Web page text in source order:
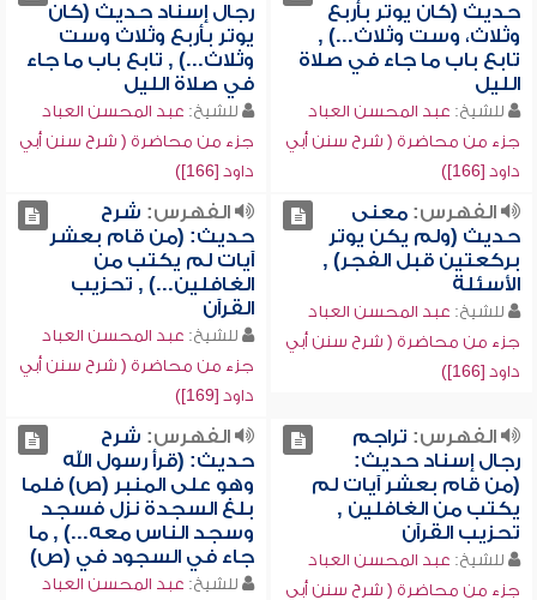
حديث (كان يوتر بأربع
وثلاث، وست وثلاث...) ,
تابع باب ما جاء في صلاة
الليل
للشيخ: عبد المحسن العباد
جزء من محاضرة ( شرح سنن أبي
داود [166])
رجال إسناد حديث (كان
يوتر بأربع وثلاث وست
وثلاث...) , تابع باب ما جاء
في صلاة الليل
للشيخ: عبد المحسن العباد
جزء من محاضرة ( شرح سنن أبي
داود [166])
الفهرس:معنى
حديث (ولم يكن يوتر
بركعتين قبل الفجر) ,
الأسئلة
للشيخ: عبد المحسن العباد
جزء من محاضرة ( شرح سنن أبي
داود [166])
الفهرس: شرح
حديث: (من قام بعشر
آيات لم يكتب من
الغافلين...) , تحزيب
القرآن
للشيخ: عبد المحسن العباد
جزء من محاضرة ( شرح سنن أبي
داود [169])
الفهرس: تراجم
رجال إسناد حديث:
(من قام بعشر آيات لم
يكتب من الغافلين ,
تحزيب القرآن
للشيخ: عبد المحسن العباد
جزء من محاضرة ( شرح سنن أبي
الفهرس: شرح
حديث: (قرأ رسول الله
وهو على المنبر (ص) فلما
بلغ السجدة نزل فسجد
وسجد الناس معه...) , ما
جاء في السجود في (ص)
للشيخ: عبد المحسن العباد